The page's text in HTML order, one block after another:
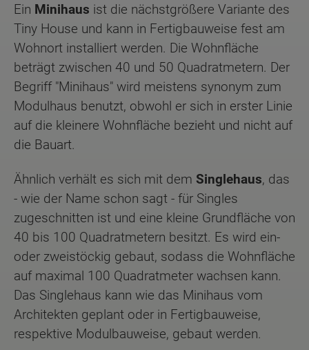
Ein Minihaus ist die nächstgrößere Variante des
Tiny House und kann in Fertigbauweise fest am
Wohnort installiert werden. Die Wohnfläche
beträgt zwischen 40 und 50 Quadratmetern. Der
Begriff "Minihaus" wird meistens synonym zum
Modulhaus benutzt, obwohl er sich in erster Linie
auf die kleinere Wohnfläche bezieht und nicht auf
die Bauart.
Ähnlich verhält es sich mit dem Singlehaus, das
- wie der Name schon sagt - für Singles
zugeschnitten ist und eine kleine Grundfläche von
40 bis 100 Quadratmetern besitzt. Es wird ein-
oder zweistöckig gebaut, sodass die Wohnfläche
auf maximal 100 Quadratmeter wachsen kann.
Das Singlehaus kann wie das Minihaus vom
Architekten geplant oder in Fertigbauweise,
respektive Modulbauweise, gebaut werden.